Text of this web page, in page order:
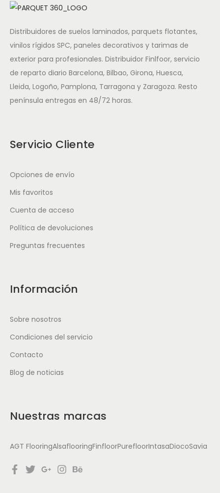
Distribuidores de suelos laminados, parquets flotantes,
vinilos rígidos SPC, paneles decorativos y tarimas de
exterior para profesionales. Distribuidor Finlfoor, servicio
de reparto diario Barcelona, Bilbao, Girona, Huesca,
Lleida, Logoño, Pamplona, Tarragona y Zaragoza. Resto
península entregas en 48/72 horas.
Servicio Cliente
Opciones de envío
Mis favoritos
Cuenta de acceso
Política de devoluciones
Preguntas frecuentes
Información
Sobre nosotros
Condiciones del servicio
Contacto
Blog de noticias
Nuestras marcas
AGT FlooringAlsaflooringFinfloorPurefloorIntasaDiocoSavia